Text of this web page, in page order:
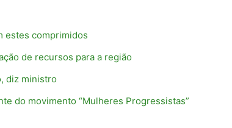
estes comprimidos
de recursos para a região
diz ministro
do movimento “Mulheres Progressistas”